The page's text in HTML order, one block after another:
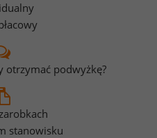
otrzymać podwyżkę?
stanowisku